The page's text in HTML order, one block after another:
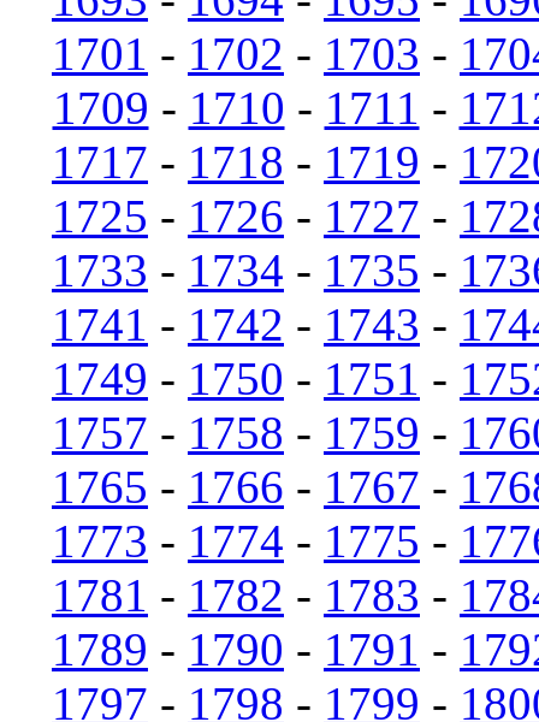
1701 - 1702 - 1703 -
1709 - 1710 - 1711 -
1717 - 1718 - 1719 -
1725 - 1726 - 1727 -
1733 - 1734 - 1735 -
1741 - 1742 - 1743 -
1749 - 1750 - 1751 -
1757 - 1758 - 1759 -
1765 - 1766 - 1767 -
1773 - 1774 - 1775 -
1781 - 1782 - 1783 -
1789 - 1790 - 1791 -
1797 - 1798 - 1799 -